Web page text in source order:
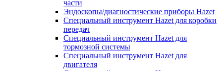
части
Эндоскопы/диагностические приборы Hazet
Специальный инструмент Hazet для коробки
передач
Специальный инструмент Hazet для
тормозной системы
Специальный инструмент Hazet для
двигателя